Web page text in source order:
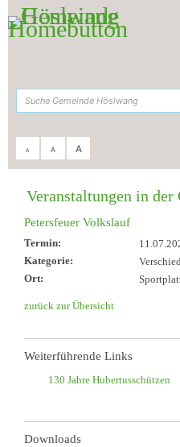
Zum Inhalt, zur Navigation
A A A
Veranstaltungen in der
Petersfeuer Volkslauf
Termin:
Kategorie:
Ort:
zurück zur Übersicht
Weiterführende Links
130 Jahre Hubertusschützen
Downloads